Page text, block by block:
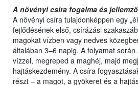
A növényi csíra fogalma és
A növényi csíra tulajdonképpen egy
fejlődésének első, csírázási
magokat vízben vagy nedves
általában 3–6 napig. A folyamat
vízzel, megreped a maghéj, majd
hajtáskezdemény. A csíra
részt – a magot, a gyökeret és a